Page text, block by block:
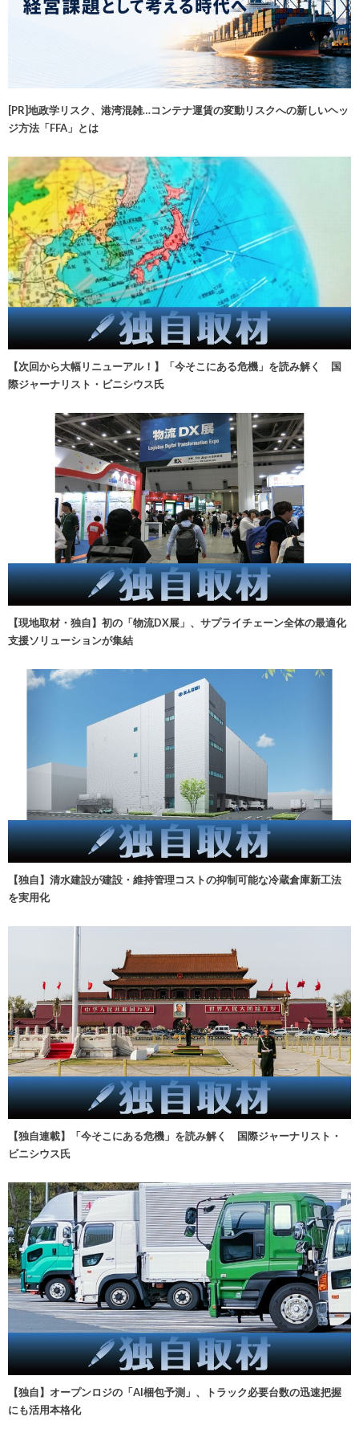
[PR]地政学リスク、港湾混雑…コンテナ運賃の変動リスクへの新しいヘッ
ジ方法「FFA」とは
【次回から大幅リニューアル！】「今そこにある危機」を読み解く 国
際ジャーナリスト・ビニシウス氏
【現地取材・独自】初の「物流DX展」、サプライチェーン全体の最適化
支援ソリューションが集結
【独自】清水建設が建設・維持管理コストの抑制可能な冷蔵倉庫新工法
を実用化
【独自連載】「今そこにある危機」を読み解く 国際ジャーナリスト・
ビニシウス氏
【独自】オープンロジの「AI梱包予測」、トラック必要台数の迅速把握
にも活用本格化